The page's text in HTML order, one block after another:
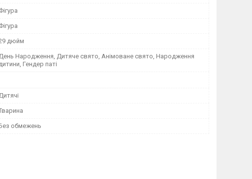
дюйм
Народження, Дитяче свято, Анімоване свято, Народження
Гендер паті
обмежень